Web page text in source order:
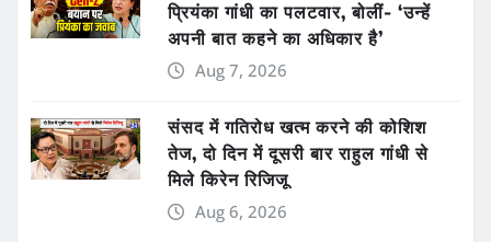
प्रियंका गांधी का पलटवार, बोलीं- ‘उन्हें
अपनी बात कहने का अधिकार है’
Aug 7, 2026
संसद में गतिरोध खत्म करने की कोशिश
तेज, दो दिन में दूसरी बार राहुल गांधी से
मिले किरेन रिजिजू
Aug 6, 2026